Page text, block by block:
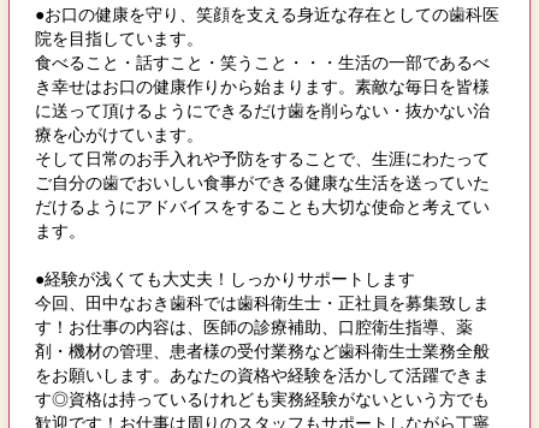
●お口の健康を守り、笑顔を支える身近な存在としての歯科医
院を目指しています。
食べること・話すこと・笑うこと・・・生活の一部であるべ
き幸せはお口の健康作りから始まります。素敵な毎日を皆様
に送って頂けるようにできるだけ歯を削らない・抜かない治
療を心がけています。
そして日常のお手入れや予防をすることで、生涯にわたって
ご自分の歯でおいしい食事ができる健康な生活を送っていた
だけるようにアドバイスをすることも大切な使命と考えてい
ます。
●経験が浅くても大丈夫！しっかりサポートします
今回、田中なおき歯科では歯科衛生士・正社員を募集致しま
す！お仕事の内容は、医師の診療補助、口腔衛生指導、薬
剤・機材の管理、患者様の受付業務など歯科衛生士業務全般
をお願いします。あなたの資格や経験を活かして活躍できま
す◎資格は持っているけれども実務経験がないという方でも
歓迎です！お仕事は周りのスタッフもサポートしながら丁寧